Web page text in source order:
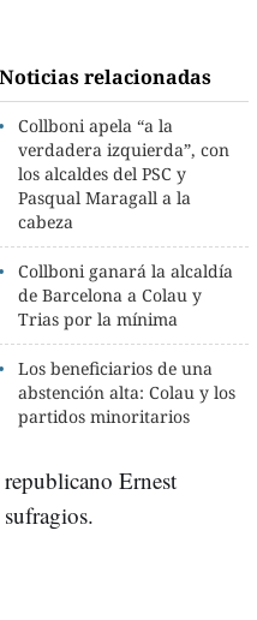
Noticias relacionadas
Collboni apela “a la
verdadera izquierda”, con
los alcaldes del PSC y
Pasqual Maragall a la
cabeza
Collboni ganará la alcaldía
de Barcelona a Colau y
Trias por la mínima
Los beneficiarios de una
abstención alta: Colau y los
partidos minoritarios
Ernest